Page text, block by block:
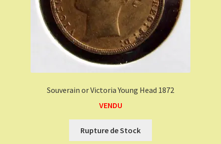
Souverain or Victoria Young Head 1872
VENDU
Rupture de Stock